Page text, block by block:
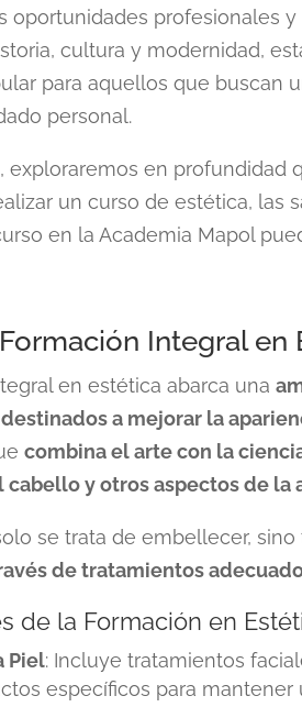
oportunidades profesionales y
cultura y modernidad,
para aquellos que buscan
personal.
exploraremos en profundidad
un curso de estética, las
en la Academia Mapol
Integral en
en estética abarca una
a mejorar la
combina el arte con la
cabello y otros aspectos de la
se trata de embellecer,
de tratamientos
de la Formación en
Piel: Incluye tratamientos
específicos para mantener